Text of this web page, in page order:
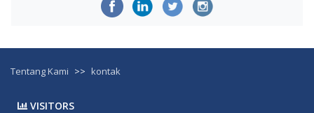
Tentang Kami >> kontak
VISITORS